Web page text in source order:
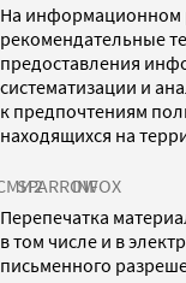
На информационном
рекомендательные
предоставления
систематизации и
к предпочтениям
находящихся на
SPARROWINFOX
Перепечатка
в том числе и в
письменного